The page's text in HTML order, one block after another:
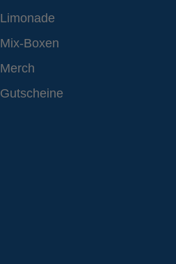
Limonade
Mix-Boxen
Merch
Gutscheine